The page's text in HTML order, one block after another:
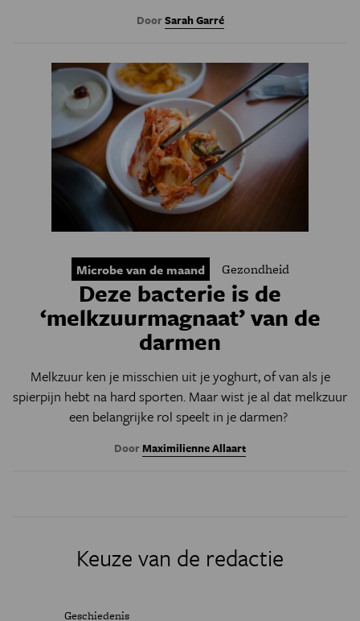
DoorSarah Garré
Microbe van de maand Gezondheid
Deze bacterie is de
‘melkzuurmagnaat’ van de
darmen
Melkzuur ken je misschien uit je yoghurt, of van als je
spierpijn hebt na hard sporten. Maar wist je al dat melkzuur
een belangrijke rol speelt in je darmen?
DoorMaximilienne Allaart
Keuze van de redactie
Geschiedenis